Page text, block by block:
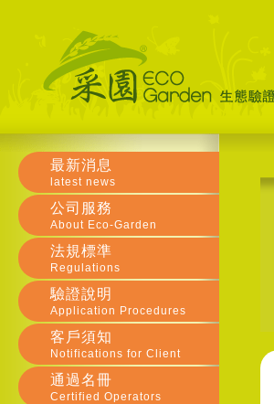
最新消息
latest news
公司服務
About Eco-Garden
法規標準
Regulations
驗證說明
Application Procedures
客戶須知
Notifications for Client
通過名冊
Certified Operators